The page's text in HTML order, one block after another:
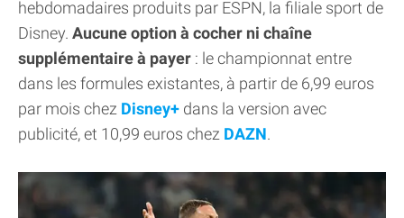
hebdomadaires produits par ESPN, la filiale sport de
Disney. Aucune option à cocher ni chaîne
supplémentaire à payer : le championnat entre
dans les formules existantes, à partir de 6,99 euros
par mois chez Disney+ dans la version avec
publicité, et 10,99 euros chez DAZN.